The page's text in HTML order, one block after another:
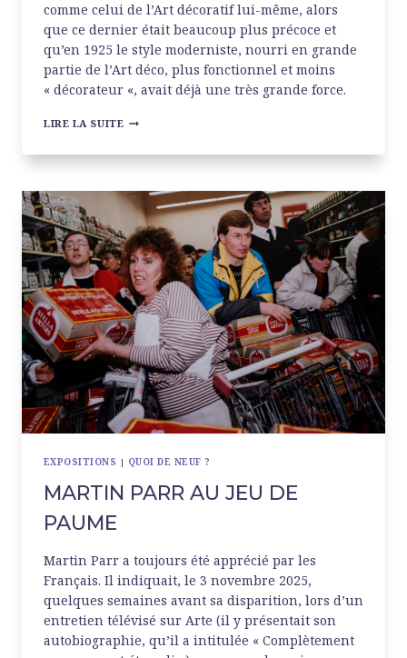
comme celui de l’Art décoratif lui-même, alors
que ce dernier était beaucoup plus précoce et
qu’en 1925 le style moderniste, nourri en grande
partie de l’Art déco, plus fonctionnel et moins
« décorateur «, avait déjà une très grande force.
LIRE LA SUITE CENT
D’ART
EXPOSITIONS | QUOI DE NEUF ?
MARTIN PARR AU JEU DE
PAUME
Martin Parr a toujours été apprécié par les
Français. Il indiquait, le 3 novembre 2025,
quelques semaines avant sa disparition, lors d’un
entretien télévisé sur Arte (il y présentait son
autobiographie, qu’il a intitulée « Complètement